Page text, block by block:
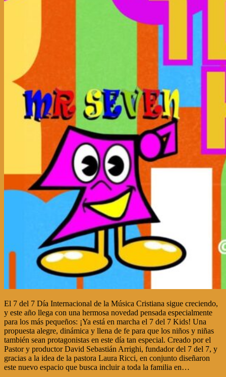
El 7 del 7 Día Internacional de la Música Cristiana sigue creciendo,
y este año llega con una hermosa novedad pensada especialmente
para los más pequeños: ¡Ya está en marcha el 7 del 7 Kids! Una
propuesta alegre, dinámica y llena de fe para que los niños y niñas
también sean protagonistas en este día tan especial. Creado por el
Pastor y productor David Sebastián Arrighi, fundador del 7 del 7, y
gracias a la idea de la pastora Laura Ricci, en conjunto diseñaron
este nuevo espacio que busca incluir a toda la familia en…